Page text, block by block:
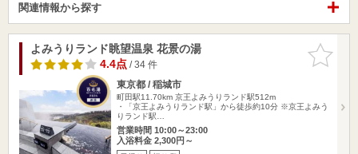
関連情報から探す
お気に入
りに追加
よみうりランド眺望温泉 花景の湯
4.4点/ 34 件
東京都 / 稲城市
町田駅11.70km 京王よみうりランド駅512m
・「京王よみうりランド駅」から徒歩約10分 ※京王よみう
りランド駅…
営業時間 10:00～23:00
入浴料金 2,300円～